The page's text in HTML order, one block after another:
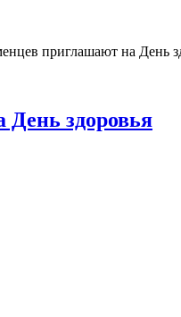
приглашают на День
здоровья